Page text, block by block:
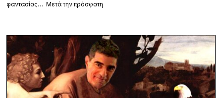
φαντασίας… Μετά την πρόσφατη